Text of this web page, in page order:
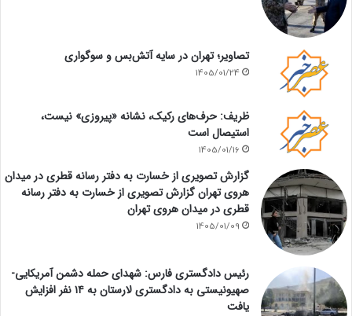
تصاویر؛ تهران در سایه آتش‌بس و سوگواری
1405/01/24
ظریف: حرف‌های رکیک، نشانه «پیروزی» نیست،
استیصال است
1405/01/16
گزارش تصویری از خسارت به دفتر رسانه قطری در میدان
هروی تهران گزارش تصویری از خسارت به دفتر رسانه
قطری در میدان هروی تهران
1405/01/09
رئیس دادگستری فارس: شهدای حمله دشمن آمریکایی-
صهیونیستی به دادگستری لارستان به ۱۴ نفر افزایش
یافت